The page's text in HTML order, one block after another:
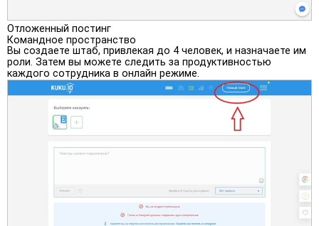
Отложенный постинг
Командное пространство
Вы создаете штаб, привлекая до 4 человек, и назначаете им
роли. Затем вы можете следить за продуктивностью
каждого сотрудника в онлайн режиме.